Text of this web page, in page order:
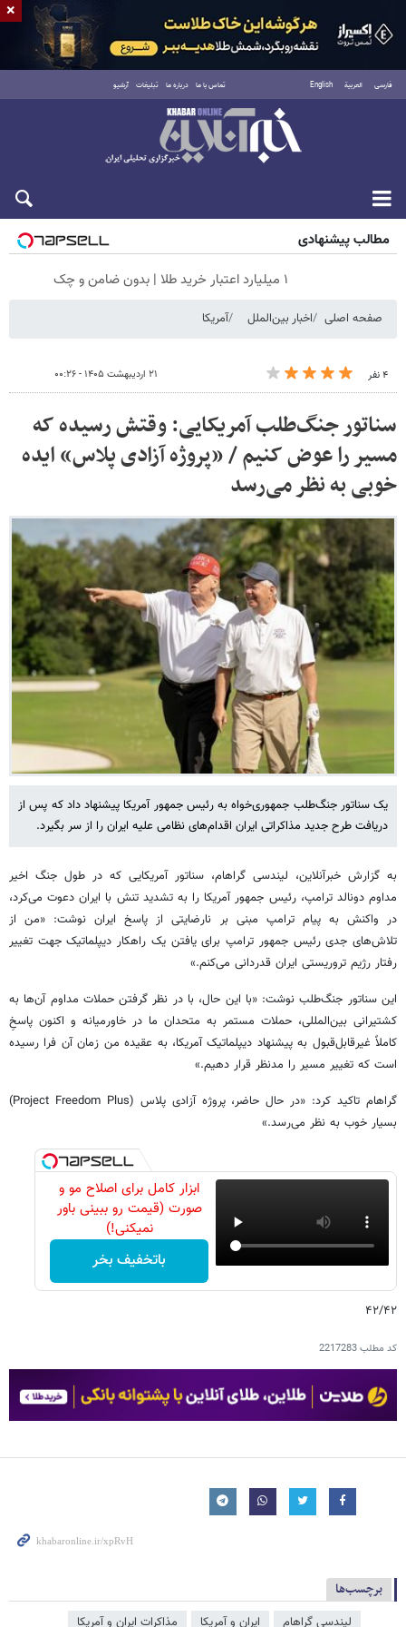
فارسی العربية English تماس با ما درباره ما تبلیغات آرشیو
جمعه ۱۶ مرداد ۱۴۰۵
مطالب پیشنهادی
۱ میلیارد اعتبار خرید طلا | بدون ضامن و چک
صفحه اصلی اخبار بین‌الملل آمریکا
۴ نفر ۲۱ اردیبهشت ۱۴۰۵ - ۰۰:۲۶
سناتور جنگ‌طلب آمریکایی: وقتش رسیده که
مسیر را عوض کنیم / «پروژه آزادی پلاس» ایده
خوبی به نظر می‌رسد
یک سناتور جنگ‌طلب جمهوری‌خواه به رئیس جمهور آمریکا پیشنهاد داد که پس از
دریافت طرح جدید مذاکراتی ایران اقدام‌های نظامی علیه ایران را از سر بگیرد.
به گزارش خبرآنلاین، لیندسی گراهام، سناتور آمریکایی که در طول جنگ اخیر
مداوم دونالد ترامپ، رئیس جمهور آمریکا را به تشدید تنش با ایران دعوت می‌کرد،
در واکنش به پیام ترامپ مبنی بر نارضایتی از پاسخ ایران نوشت: «من از
تلاش‌های جدی رئیس جمهور ترامپ برای یافتن یک راهکار دیپلماتیک جهت تغییر
رفتار رژیم تروریستی ایران قدردانی می‌کنم.»
این سناتور جنگ‌طلب نوشت: «با این حال، با در نظر گرفتن حملات مداوم آن‌ها به
کشتیرانی بین‌المللی، حملات مستمر به متحدان ما در خاورمیانه و اکنون پاسخِ
کاملاً غیرقابل‌قبول به پیشنهاد دیپلماتیک آمریکا، به عقیده من زمان آن فرا رسیده
است که تغییر مسیر را مدنظر قرار دهیم.»
گراهام تاکید کرد: «در حال حاضر، پروژه آزادی پلاس (Project Freedom Plus)
بسیار خوب به نظر می‌رسد.»
ابزار کامل برای اصلاح مو و
صورت (قیمت رو ببینی باور
نمیکنی!)
باتخفیف بخر
۴۲/۴۲
کد مطلب2217283
برچسب‌ها
لیندسی گراهام ایران و آمریکا مذاکرات ایران و آمریکا
×